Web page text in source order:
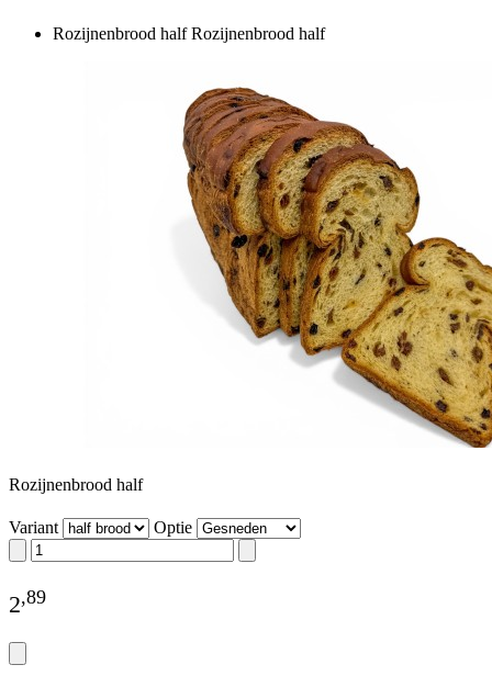
Rozijnenbrood half Rozijnenbrood half
Rozijnenbrood half
Variant Optie
2,89